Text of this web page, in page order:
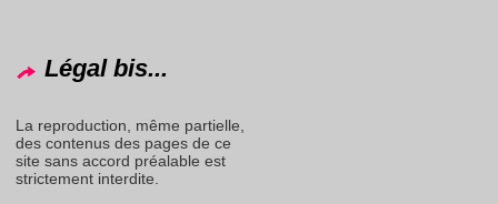
Légal bis...
La reproduction, même partielle,
des contenus des pages de ce
site sans accord préalable est
strictement interdite.